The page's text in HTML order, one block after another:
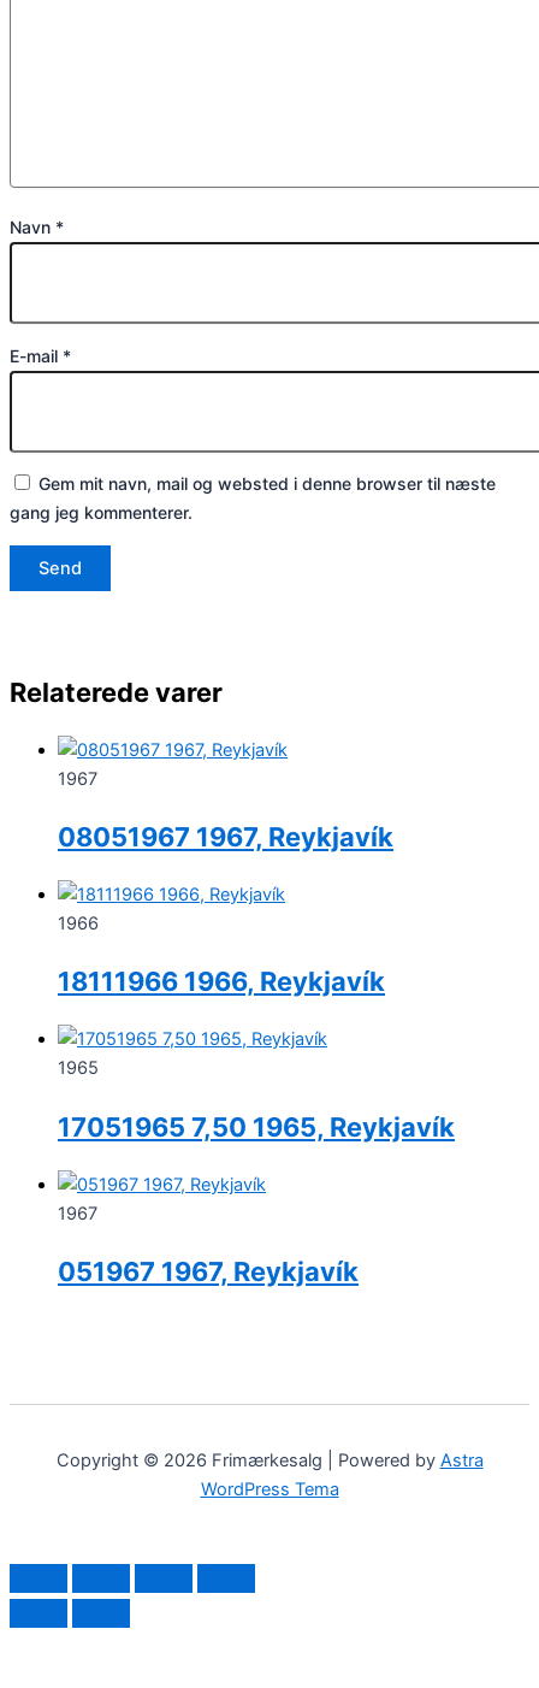
Navn *
E-mail *
Gem mit navn, mail og websted i denne browser til næste
gang jeg kommenterer.
Relaterede varer
1967
08051967 1967, Reykjavík
1966
18111966 1966, Reykjavík
1965
17051965 7,50 1965, Reykjavík
1967
051967 1967, Reykjavík
Copyright © 2026 Frimærkesalg | Powered by Astra
WordPress Tema